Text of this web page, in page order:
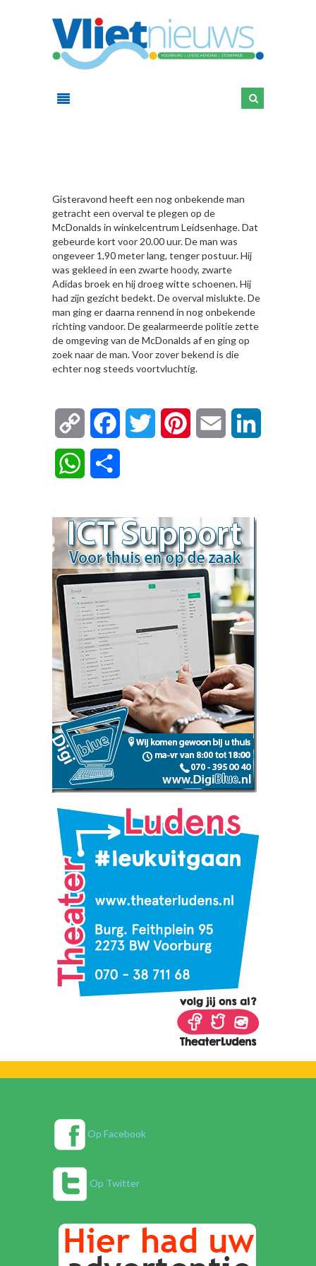
Gisteravond heeft een nog onbekende man
getracht een overval te plegen op de
McDonalds in winkelcentrum Leidsenhage. Dat
gebeurde kort voor 20.00 uur. De man was
ongeveer 1,90 meter lang, tenger postuur. Hij
was gekleed in een zwarte hoody, zwarte
Adidas broek en hij droeg witte schoenen. Hij
had zijn gezicht bedekt. De overval mislukte. De
man ging er daarna rennend in nog onbekende
richting vandoor. De gealarmeerde politie zette
de omgeving van de McDonalds af en ging op
zoek naar de man. Voor zover bekend is die
echter nog steeds voortvluchtig.
Copy
Link
FacebookTwitter Pinterest Email
WhatsApp
Op Facebook
Op Twitter